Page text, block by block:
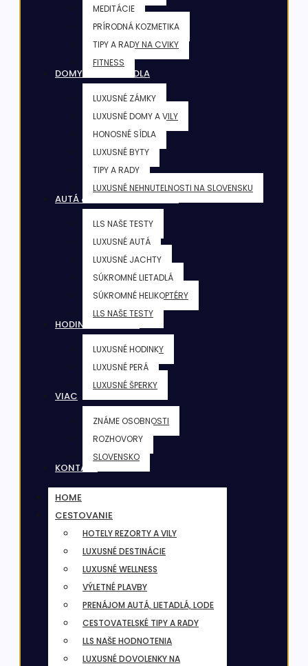
MEDITÁCIE
PRÍRODNÁ KOZMETIKA
TIPY A RADY NA CVIKY
FITNESS
DOMY & VILY & SÍDLA
LUXUSNÉ ZÁMKY
LUXUSNÉ DOMY A VILY
HONOSNÉ SÍDLA
LUXUSNÉ BYTY
TIPY A RADY
LUXUSNÉ NEHNUTELNOSTI NA SLOVENSKU
AUTÁ & JACHTY & LIETADLÁ
LLS NAŠE TESTY
LUXUSNÉ AUTÁ
LUXUSNÉ JACHTY
SÚKROMNÉ LIETADLÁ
SÚKROMNÉ HELIKOPTÉRY
LLS NAŠE TESTY
HODINKY & ŠPERKY
LUXUSNÉ HODINKY
LUXUSNÉ PERÁ
LUXUSNÉ ŠPERKY
VIAC
ZNÁME OSOBNOSTI
ROZHOVORY
SLOVENSKO
KONTAKT
HOME
CESTOVANIE
HOTELY REZORTY A VILY
LUXUSNÉ DESTINÁCIE
LUXUSNÉ WELLNESS
VÝLETNÉ PLAVBY
PRENÁJOM AUTÁ, LIETADLÁ, LODE
CESTOVATELSKÉ TIPY A RADY
LLS NAŠE HODNOTENIA
LUXUSNÉ DOVOLENKY NA